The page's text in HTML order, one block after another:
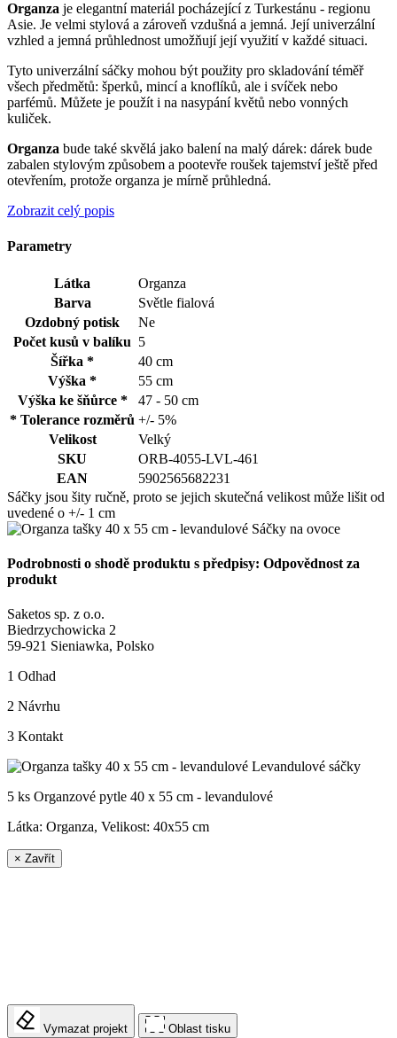
Organza je elegantní materiál pocházející z Turkestánu - regionu
Asie. Je velmi stylová a zároveň vzdušná a jemná. Její univerzální
vzhled a jemná průhlednost umožňují její využití v každé situaci.
Tyto univerzální sáčky mohou být použity pro skladování téměř
všech předmětů: šperků, mincí a knoflíků, ale i svíček nebo
parfémů. Můžete je použít i na nasypání květů nebo vonných
kuliček.
Organza bude také skvělá jako balení na malý dárek: dárek bude
zabalen stylovým způsobem a pootevře roušek tajemství ještě před
otevřením, protože organza je mírně průhledná.
Zobrazit celý popis
Parametry
Látka
Organza
Barva
Světle fialová
Ozdobný potisk
Ne
Počet kusů v balíku 5
Šířka *
40 cm
Výška *
55 cm
Výška ke šňůrce *
47 - 50 cm
* Tolerance rozměrů +/- 5%
Velikost
Velký
SKU
ORB-4055-LVL-461
EAN
5902565682231
Sáčky jsou šity ručně, proto se jejich skutečná velikost může lišit od
uvedené o +/- 1 cm
Podrobnosti o shodě produktu s předpisy: Odpovědnost za
produkt
Saketos sp. z o.o.
Biedrzychowicka 2
59-921 Sieniawka, Polsko
1 Odhad
2 Návrhu
3 Kontakt
5 ks Organzové pytle 40 x 55 cm - levandulové
Látka: Organza, Velikost: 40x55 cm
× Zavřít
Vymazat projekt Oblast tisku